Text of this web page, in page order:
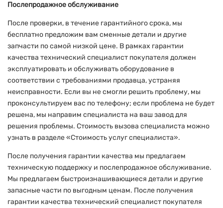
Послепродажное обслуживание
После проверки, в течение гарантийного срока, мы
бесплатно предложим вам сменные детали и другие
запчасти по самой низкой цене. В рамках гарантии
качества технический специалист покупателя должен
эксплуатировать и обслуживать оборудование в
соответствии с требованиями продавца, устраняя
неисправности. Если вы не смогли решить проблему, мы
проконсультируем вас по телефону; если проблема не будет
решена, мы направим специалиста на ваш завод для
решения проблемы. Стоимость вызова специалиста можно
узнать в разделе «Стоимость услуг специалиста».
После получения гарантии качества мы предлагаем
техническую поддержку и послепродажное обслуживание.
Мы предлагаем быстроизнашивающиеся детали и другие
запасные части по выгодным ценам. После получения
гарантии качества технический специалист покупателя